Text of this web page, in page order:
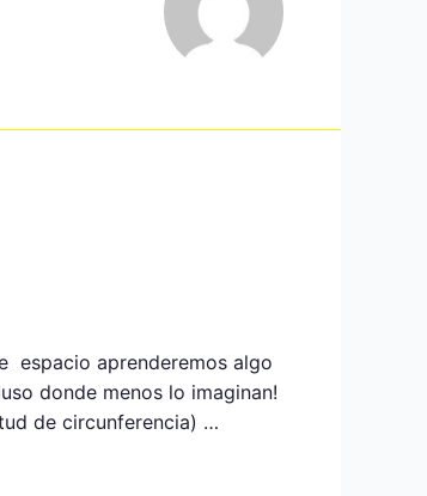
espacio aprenderemos algo
donde menos lo imaginan!
de circunferencia) …